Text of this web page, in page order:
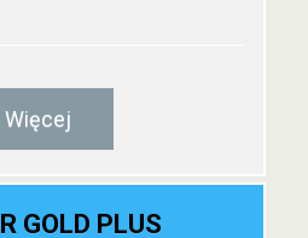
Więcej
GOLD PLUS